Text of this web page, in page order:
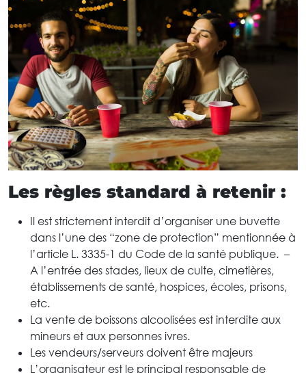
Les règles standard à retenir :
Il est strictement interdit d’organiser une buvette
dans l’une des “zone de protection” mentionnée à
l’article L. 3335-1 du Code de la santé publique. –
A l’entrée des stades, lieux de culte, cimetières,
établissements de santé, hospices, écoles, prisons,
etc.
La vente de boissons alcoolisées est interdite aux
mineurs et aux personnes ivres.
Les vendeurs/serveurs doivent être majeurs
L’organisateur est le principal responsable de